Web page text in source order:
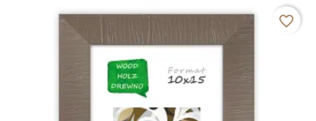
favorite_border